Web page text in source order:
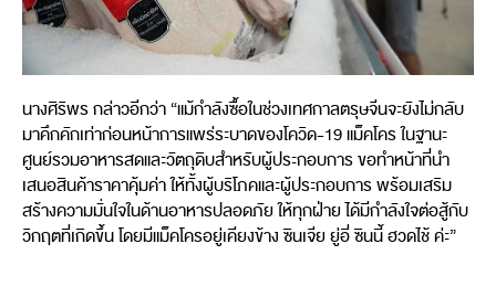
นางศิริพร กล่าวอีกว่า “แม้กำลังซื้อในช่วงเทศกาลตรุษจีนจะยังไม่กลับ
มาคึกคักเท่าก่อนหน้าการแพร่ระบาดของโควิด-19 แม็คโคร ในฐานะ
ศูนย์รวมอาหารสดและวัตถุดิบสำหรับผู้ประกอบการ ขอทำหน้าที่นำ
เสนอสินค้าราคาคุ้มค่า ให้ทั้งผู้บริโภคและผู้ประกอบการ พร้อมเสริม
สร้างความมั่นใจในด้านอาหารปลอดภัย ให้ทุกฝ่าย ได้มีกำลังใจต่อสู้กับ
วิกฤตที่เกิดขึ้น โดยมีแม็คโครอยู่เคียงข้าง ซินเจีย ยู่อี่ ซินนี้ ฮวดไช้ ค่ะ”